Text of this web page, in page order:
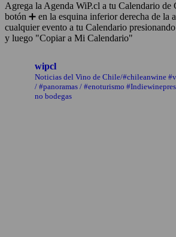
Agrega la Agenda WiP.cl a tu Calendario de
botón ➕ en la esquina inferior derecha de la
cualquier evento a tu Calendario
y luego "Copiar a Mi Calendario"
wipcl
Noticias del Vino de Chile/#chileanwine
/ #panoramas / #enoturismo
no bodegas